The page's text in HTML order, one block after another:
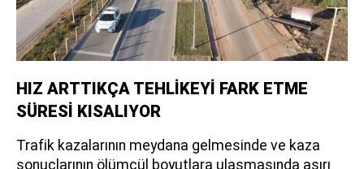
HIZ ARTTIKÇA TEHLİKEYİ FARK ETME
SÜRESİ KISALIYOR
Trafik kazalarının meydana gelmesinde ve kaza
sonuçlarının ölümcül boyutlara ulaşmasında aşırı